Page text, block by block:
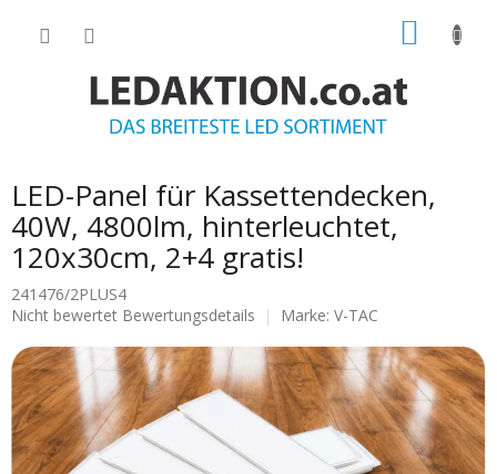
LED-Panel für Kassettendecken,
40W, 4800lm, hinterleuchtet,
120x30cm, 2+4 gratis!
241476/2PLUS4
Die
Produktbewertung
ist
0.0
von
5
Sternen.
Nicht bewertet Bewertungsdetails Marke: V-TAC